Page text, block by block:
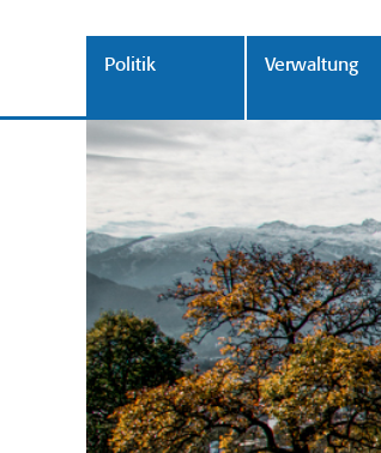
Politik Verwaltung